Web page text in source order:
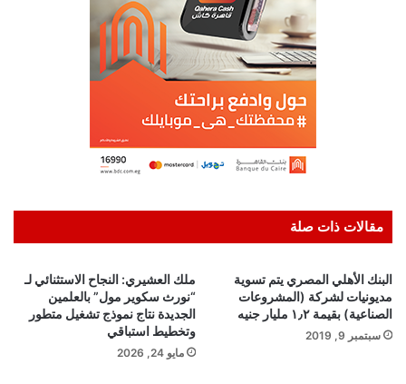
مقالات ذات صلة
البنك الأهلي المصري يتم تسوية
مديونيات لشركة (المشروعات
الصناعية) بقيمة ١٫٢ مليار جنيه
سبتمبر 9, 2019
ملك العشيري: النجاح الاستثنائي لـ
“نورث سكوير مول” بالعلمين
الجديدة نتاج نموذج تشغيل متطور
وتخطيط استباقي
مايو 24, 2026